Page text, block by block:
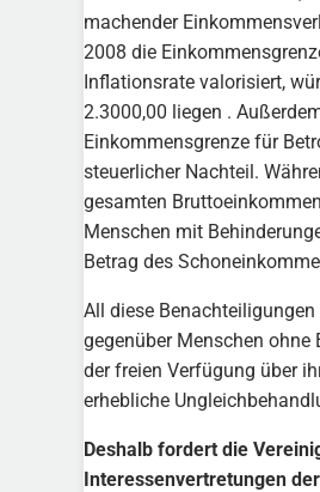
machender
2008 die
Inflationsrate valorisiert,
2.3000,00 liegen .
Einkommensgrenze für
steuerlicher Nachteil.
gesamten
Menschen mit
Betrag des
All diese
gegenüber Menschen
der freien Verfügung über
erhebliche
Deshalb fordert die
Interessenvertretungen